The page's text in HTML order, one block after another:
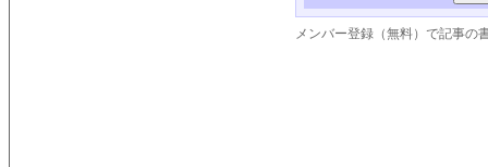
メンバー登録（無料）で記事の